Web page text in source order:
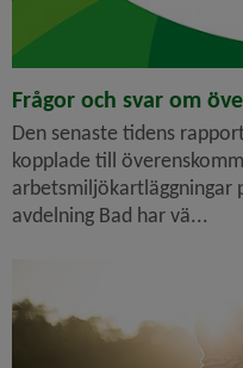
Frågor och svar om
Den senaste tidens
kopplade till
avdelning Bad har vä...